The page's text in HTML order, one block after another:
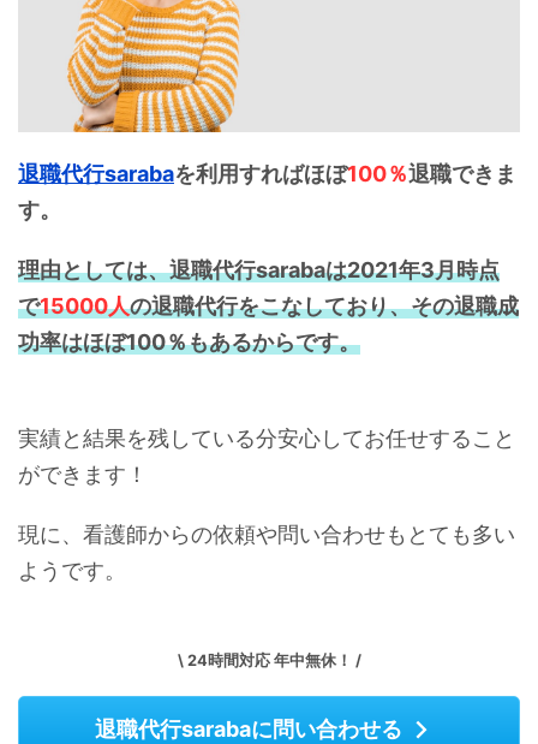
退職代行sarabaを利用すればほぼ100％退職できま
す。
理由としては、退職代行sarabaは2021年3月時点
で15000人の退職代行をこなしており、その退職成
功率はほぼ100％もあるからです。
実績と結果を残している分安心してお任せすること
ができます！
現に、看護師からの依頼や問い合わせもとても多い
ようです。
\ 24時間対応 年中無休！ /
退職代行sarabaに問い合わせる